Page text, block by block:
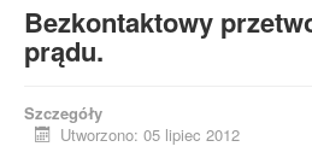
Bezkontaktowy
prądu.
Szczegóły
Utworzono: 05 lipiec 2012